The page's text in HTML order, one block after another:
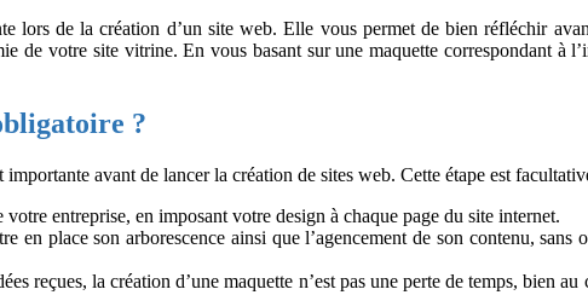
lors de la création d’un site web. Elle vous permet de bien réfléchir
de votre site vitrine. En vous basant sur une maquette correspondant à
?
avant de lancer la création de sites web. Cette étape est
entreprise, en imposant votre design à chaque page du site internet.
en place son arborescence ainsi que l’agencement de son contenu,
reçues, la création d’une maquette n’est pas une perte de temps, bien